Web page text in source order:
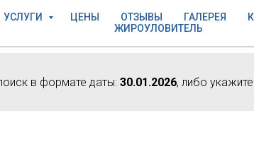
УСЛУГИ ЦЕНЫ ОТЗЫВЫ ГАЛЕРЕЯ
ЖИРОУЛОВИТЕЛЬ
в формате даты: 30.01.2026, либо